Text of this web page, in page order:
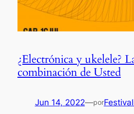
¿Electrónica y ukelele?
combinación de Usted
Jun 14, 2022—por